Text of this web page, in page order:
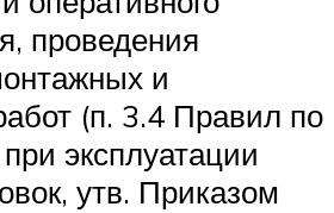
проведения
и
(п. 3.4 Правил по
эксплуатации
утв. Приказом